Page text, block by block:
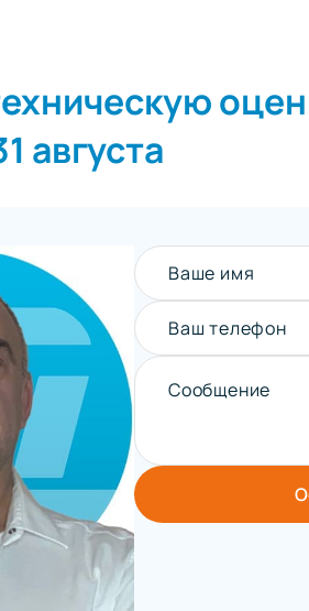
августа
Ваше имя
Ваш телефон
Сообщение